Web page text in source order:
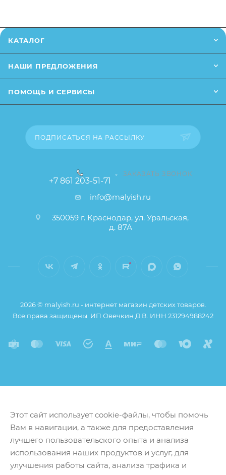
от описания и изображения, размещенного на
изменения в дизайне или упаковке и т.д., не
товара), при этом основные потребительские
КАТАЛОГ
НАШИ ПРЕДЛОЖЕНИЯ
ПОМОЩЬ И СЕРВИСЫ
ПОДПИСАТЬСЯ НА РАССЫЛКУ
+7 861 203-51-71
ЗАКАЗАТЬ ЗВОНОК
info@malyish.ru
350059 г. Краснодар, ул. Уральская,
д. 87А
2026 © malyish.ru - интернет магазин детских товаров.
Все права защищены. ИП Овечкин Д.В. ИНН 231294988242
Этот сайт использует cookie-файлы, чтобы помочь
Вам в навигации, а также для предоставления
лучшего пользовательского опыта и анализа
использования наших продуктов и услуг, для
улучшения работы сайта, анализа трафика и